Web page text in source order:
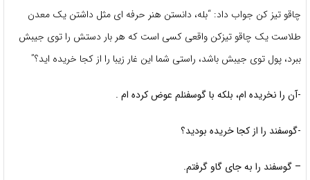
چاقو تیز کن جواب داد: “بله، دانستن هنر حرفه ای مثل داشتن یک معدن
طلاست یک چاقو تیزکن واقعی کسی است که هر بار دستش را توی جیبش
ببرد، پول توی جیبش باشد، راستی شما این غار زیبا را از کجا خریده اید؟”
-آن را نخریده ام، بلکه با گوسفنلم عوض کرده ام .
-گوسفند را از کجا خریده بودید؟
– گوسفند را به جای گاو گرفتم.